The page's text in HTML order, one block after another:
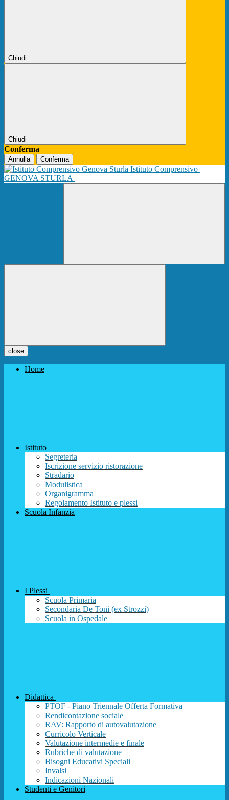
Chiudi
Chiudi
Conferma
Annulla Conferma
Istituto Comprensivo
GENOVA STURLA
close
Home
Istituto
Segreteria
Iscrizione servizio ristorazione
Stradario
Modulistica
Organigramma
Regolamento Istituto e plessi
Scuola Infanzia
I Plessi
Scuola Primaria
Secondaria De Toni (ex Strozzi)
Scuola in Ospedale
Didattica
PTOF - Piano Triennale Offerta Formativa
Rendicontazione sociale
RAV: Rapporto di autovalutazione
Curricolo Verticale
Valutazione intermedie e finale
Rubriche di valutazione
Bisogni Educativi Speciali
Invalsi
Indicazioni Nazionali
Studenti e Genitori